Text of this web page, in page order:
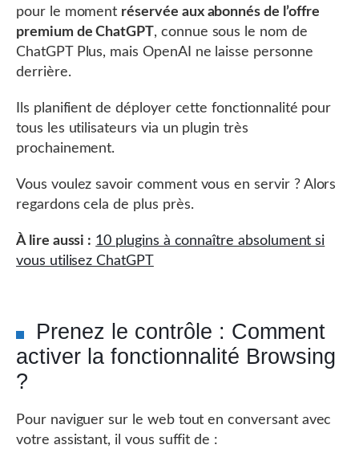
pour le moment réservée aux abonnés de l’offre
premium de ChatGPT, connue sous le nom de
ChatGPT Plus, mais OpenAI ne laisse personne
derrière.
Ils planifient de déployer cette fonctionnalité pour
tous les utilisateurs via un plugin très
prochainement.
Vous voulez savoir comment vous en servir ? Alors
regardons cela de plus près.
À lire aussi : 10 plugins à connaître absolument si
vous utilisez ChatGPT
Prenez le contrôle : Comment
activer la fonctionnalité Browsing
?
Pour naviguer sur le web tout en conversant avec
votre assistant, il vous suffit de :